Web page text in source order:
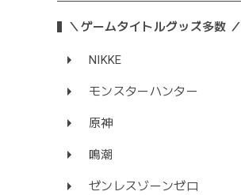
＼ゲームタイトルグッズ多数 ／
NIKKE
モンスターハンター
原神
鳴潮
ゼンレスゾーンゼロ